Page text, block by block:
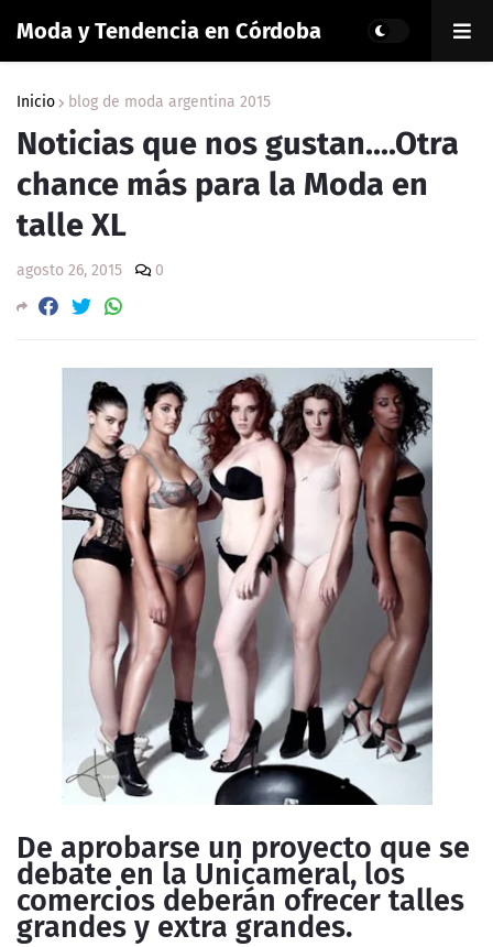
Moda y Tendencia en Córdoba
Inicio blog de moda argentina 2015
Noticias que nos gustan....Otra
chance más para la Moda en
talle XL
agosto 26, 2015 0
De aprobarse un proyecto que se
debate en la Unicameral, los
comercios deberán ofrecer talles
grandes y extra grandes.